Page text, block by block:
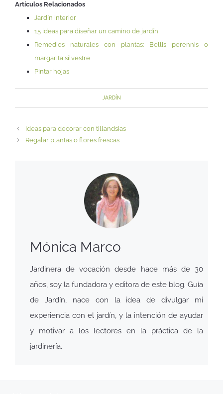
Artículos Relacionados
Jardín interior
15 ideas para diseñar un camino de jardín
Remedios naturales con plantas: Bellis perennis o
margarita silvestre
Pintar hojas
JARDÍN
Ideas para decorar con tillandsias
Regalar plantas o flores frescas
Mónica Marco
Jardinera de vocación desde hace más de 30
años, soy la fundadora y editora de este blog. Guía
de Jardín, nace con la idea de divulgar mi
experiencia con el jardín, y la intención de ayudar
y motivar a los lectores en la práctica de la
jardinería.